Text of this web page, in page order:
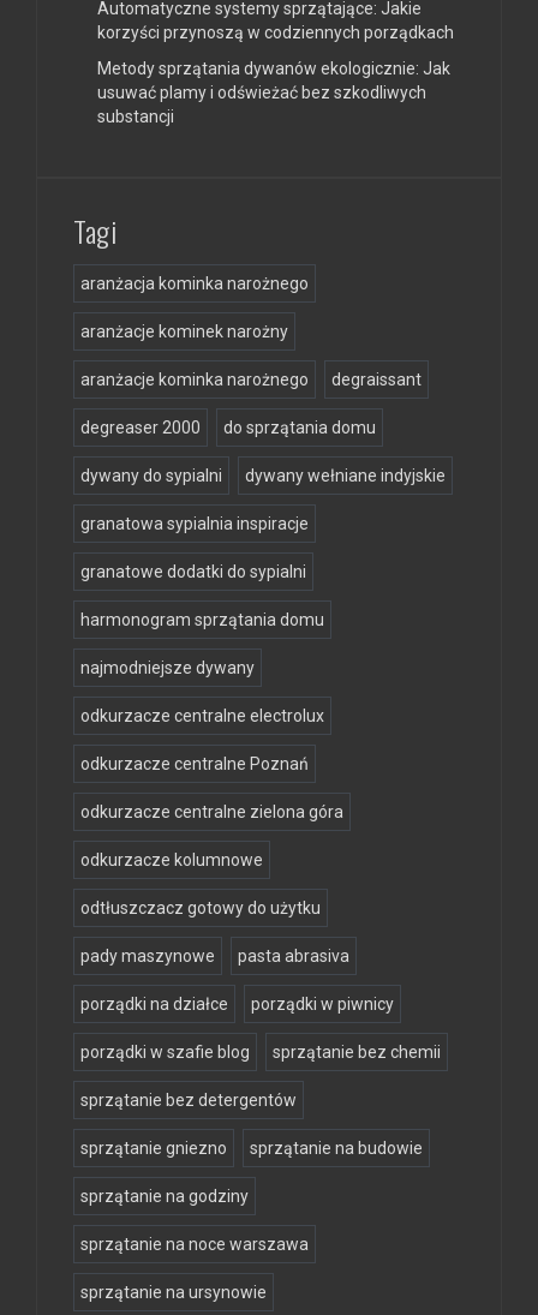
Automatyczne systemy sprzątające: Jakie
korzyści przynoszą w codziennych porządkach
Metody sprzątania dywanów ekologicznie: Jak
usuwać plamy i odświeżać bez szkodliwych
substancji
Tagi
aranżacja kominka narożnego
aranżacje kominek narożny
aranżacje kominka narożnego degraissant
degreaser 2000 do sprzątania domu
dywany do sypialni dywany wełniane indyjskie
granatowa sypialnia inspiracje
granatowe dodatki do sypialni
harmonogram sprzątania domu
najmodniejsze dywany
odkurzacze centralne electrolux
odkurzacze centralne Poznań
odkurzacze centralne zielona góra
odkurzacze kolumnowe
odtłuszczacz gotowy do użytku
pady maszynowe pasta abrasiva
porządki na działce porządki w piwnicy
porządki w szafie blog sprzątanie bez chemii
sprzątanie bez detergentów
sprzątanie gniezno sprzątanie na budowie
sprzątanie na godziny
sprzątanie na noce warszawa
sprzątanie na ursynowie